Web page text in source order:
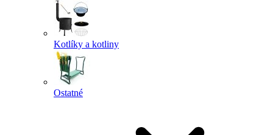
Kotlíky a kotliny
Ostatné